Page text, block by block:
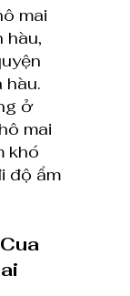
mai
hàu,
hàu.
ở
mai
khó
độ ẩm